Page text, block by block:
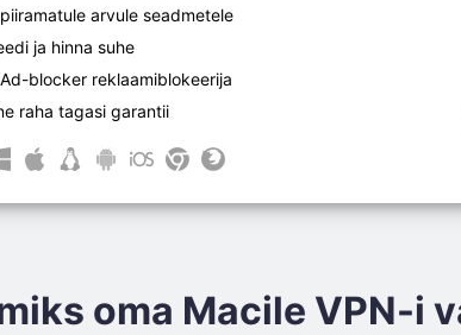
arvule seadmetele
ja hinna suhe
blocker reklaamiblokeerija
raha tagasi garantii
oma Macile VPN-i